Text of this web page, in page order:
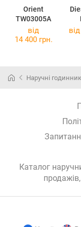
Orient
TW03005A
від
14 400 грн.
Наручні
Каталог
продажів,